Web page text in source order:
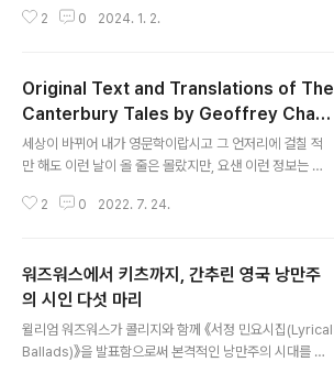
n unfriendly night, That we descant and yet agai
loved each other and were ignorant. 한참 침묵이
흐른 뒤에 하는 말, 그래 맞어 다른 애인은 모두 멀어졌거나
죽었고 무정한 남포불은 드림막에 숨어버렸으며 커튼은 무
정한 밤에 쳐졌..
2 0 2024. 1. 2.
Original Text and Translations of The
Canterbury Tales by Geoffrey Chau
cer
세상이 바뀌어 내가 영문학이랍시고 그 언저리에 걸칠 적
만 해도 이런 날이 올 줄은 몰랐지만, 요샌 이런 정보는 넘
는 세상도 공간만이 아니라 시간이라는 제약도 뚫어버리
스트는 구글 두들기면 각종 오리지널 텍스트와 현대 영어
번역본이 줄줄이 사탕마냥 쏟아져 나오며, 그 형태도 다양
해서 PDF 형태도 다종다양하게 무료로 접근하며 다운로드
한다. 개중에 지금 소개하는 Harvard's Geoffrey Chau
cer Website https://chaucer.fas.harvard.edu/pa
2 0 2022. 7. 24.
워즈워스에서 키츠까지, 간추린 영국 낭만주
의 시인 다섯 마리
윌리엄 워즈워스가 콜리지와 함께 《서정 민요시집(Lyrical
Ballads)》을 발표함으로써 본격적인 낭만주의 시대를 열